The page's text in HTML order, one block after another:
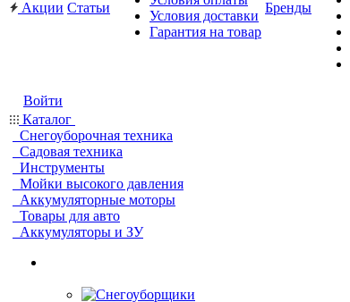
Акции Статьи
Условия доставки
Гарантия на товар
Бренды
Войти
Каталог
Снегоуборочная техника
Садовая техника
Инструменты
Мойки высокого давления
Аккумуляторные моторы
Товары для авто
Аккумуляторы и ЗУ